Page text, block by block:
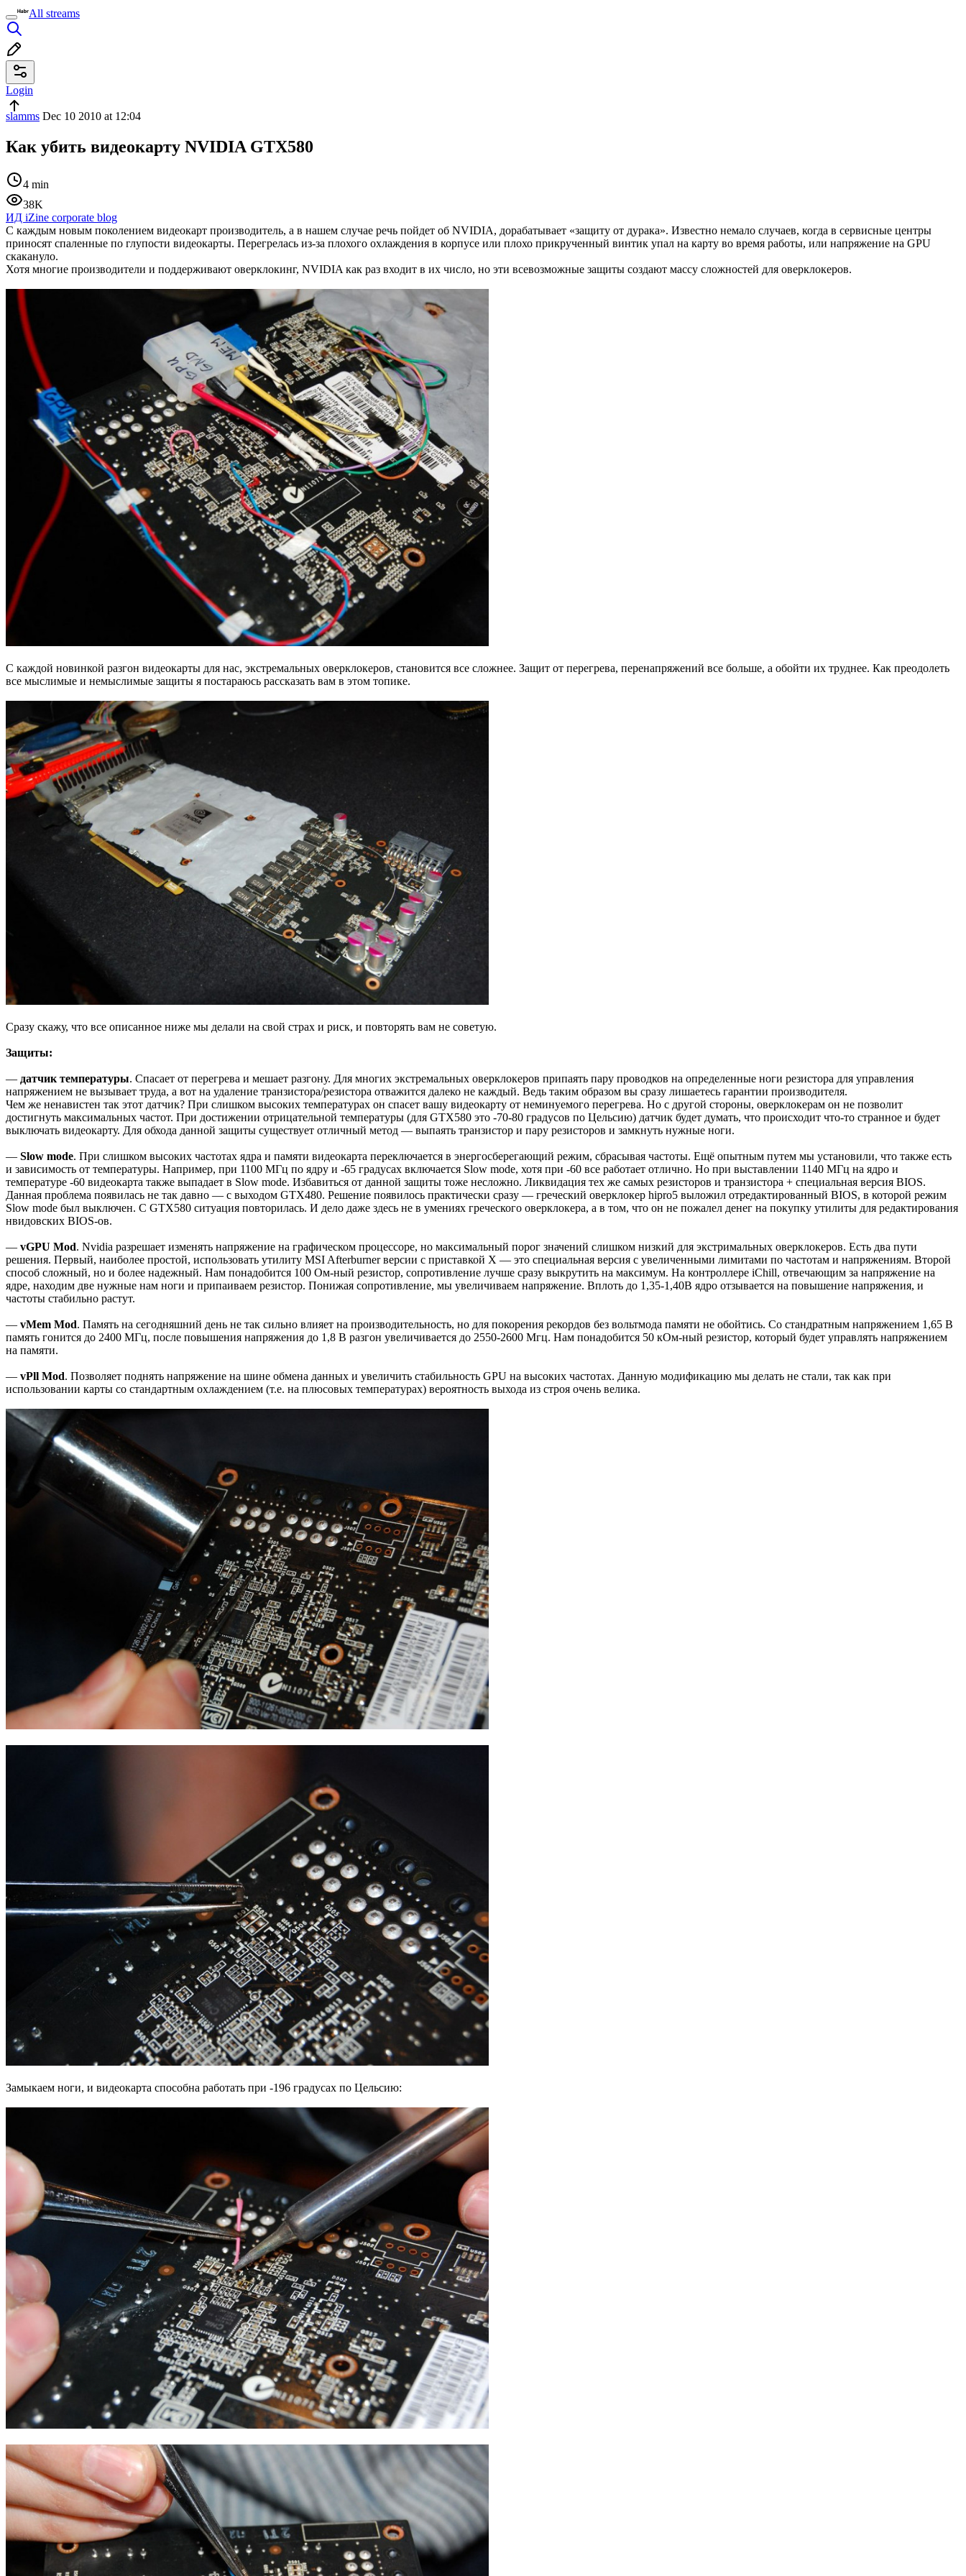
All streams
Login
slamms Dec 10 2010 at 12:04
Как убить видеокарту NVIDIA GTX580
4 min
38K
ИД iZine corporate blog
С каждым новым поколением видеокарт производитель, а в нашем случае речь пойдет об NVIDIA, дорабатывает «защиту от дурака». Известно немало случаев, когда в сервисные центры
приносят спаленные по глупости видеокарты. Перегрелась из-за плохого охлаждения в корпусе или плохо прикрученный винтик упал на карту во время работы, или напряжение на GPU
скакануло.
Хотя многие производители и поддерживают оверклокинг, NVIDIA как раз входит в их число, но эти всевозможные защиты создают массу сложностей для оверклокеров.
С каждой новинкой разгон видеокарты для нас, экстремальных оверклокеров, становится все сложнее. Защит от перегрева, перенапряжений все больше, а обойти их труднее. Как преодолеть
все мыслимые и немыслимые защиты я постараюсь рассказать вам в этом топике.
Сразу скажу, что все описанное ниже мы делали на свой страх и риск, и повторять вам не советую.
Защиты:
— датчик температуры. Спасает от перегрева и мешает разгону. Для многих экстремальных оверклокеров припаять пару проводков на определенные ноги резистора для управления
напряжением не вызывает труда, а вот на удаление транзистора/резистора отважится далеко не каждый. Ведь таким образом вы сразу лишаетесь гарантии производителя.
Чем же ненавистен так этот датчик? При слишком высоких температурах он спасет вашу видеокарту от неминуемого перегрева. Но с другой стороны, оверклокерам он не позволит
достигнуть максимальных частот. При достижении отрицательной температуры (для GTX580 это -70-80 градусов по Цельсию) датчик будет думать, что происходит что-то странное и будет
выключать видеокарту. Для обхода данной защиты существует отличный метод — выпаять транзистор и пару резисторов и замкнуть нужные ноги.
— Slow mode. При слишком высоких частотах ядра и памяти видеокарта переключается в энергосберегающий режим, сбрасывая частоты. Ещё опытным путем мы установили, что также есть
и зависимость от температуры. Например, при 1100 МГц по ядру и -65 градусах включается Slow mode, хотя при -60 все работает отлично. Но при выставлении 1140 МГц на ядро и
температуре -60 видеокарта также выпадает в Slow mode. Избавиться от данной защиты тоже несложно. Ликвидация тех же самых резисторов и транзистора + специальная версия BIOS.
Данная проблема появилась не так давно — с выходом GTX480. Решение появилось практически сразу — греческий оверклокер hipro5 выложил отредактированный BIOS, в которой режим
Slow mode был выключен. С GTX580 ситуация повторилась. И дело даже здесь не в умениях греческого оверклокера, а в том, что он не пожалел денег на покупку утилиты для редактирования
нвидовских BIOS-ов.
— vGPU Mod. Nvidia разрешает изменять напряжение на графическом процессоре, но максимальный порог значений слишком низкий для экстримальных оверклокеров. Есть два пути
решения. Первый, наиболее простой, использовать утилиту MSI Afterburner версии с приставкой X — это специальная версия с увеличенными лимитами по частотам и напряжениям. Второй
способ сложный, но и более надежный. Нам понадобится 100 Ом-ный резистор, сопротивление лучше сразу выкрутить на максимум. На контроллере iChill, отвечающим за напряжение на
ядре, находим две нужные нам ноги и припаиваем резистор. Понижая сопротивление, мы увеличиваем напряжение. Вплоть до 1,35-1,40В ядро отзывается на повышение напряжения, и
частоты стабильно растут.
— vMem Mod. Память на сегодняшний день не так сильно влияет на производительность, но для покорения рекордов без вольтмода памяти не обойтись. Со стандратным напряжением 1,65 В
память гонится до 2400 МГц, после повышения напряжения до 1,8 В разгон увеличивается до 2550-2600 Мгц. Нам понадобится 50 кОм-ный резистор, который будет управлять напряжением
на памяти.
— vPll Mod. Позволяет поднять напряжение на шине обмена данных и увеличить стабильность GPU на высоких частотах. Данную модификацию мы делать не стали, так как при
использовании карты со стандартным охлаждением (т.е. на плюсовых температурах) вероятность выхода из строя очень велика.
Замыкаем ноги, и видеокарта способна работать при -196 градусах по Цельсию: